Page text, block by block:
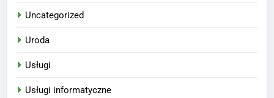
Uncategorized
Uroda
Usługi
Usługi informatyczne